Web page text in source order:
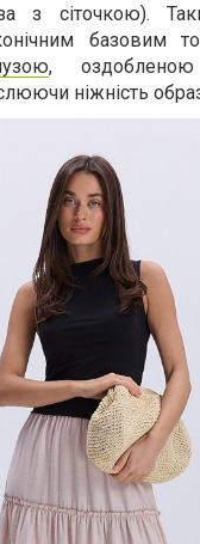
з сіточкою).
базовим
,
ніжність